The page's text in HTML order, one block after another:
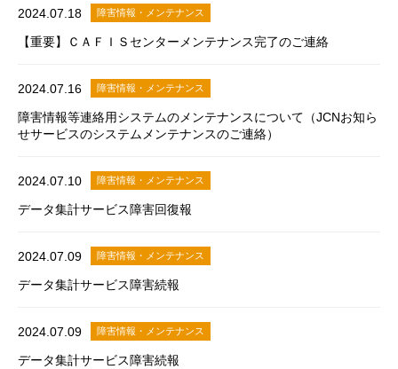
2024.07.18 障害情報・メンテナンス
【重要】ＣＡＦＩＳセンターメンテナンス完了のご連絡
2024.07.16 障害情報・メンテナンス
障害情報等連絡用システムのメンテナンスについて（JCNお知ら
せサービスのシステムメンテナンスのご連絡）
2024.07.10 障害情報・メンテナンス
データ集計サービス障害回復報
2024.07.09 障害情報・メンテナンス
データ集計サービス障害続報
2024.07.09 障害情報・メンテナンス
データ集計サービス障害続報